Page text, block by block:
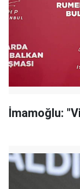
İmamoğlu: